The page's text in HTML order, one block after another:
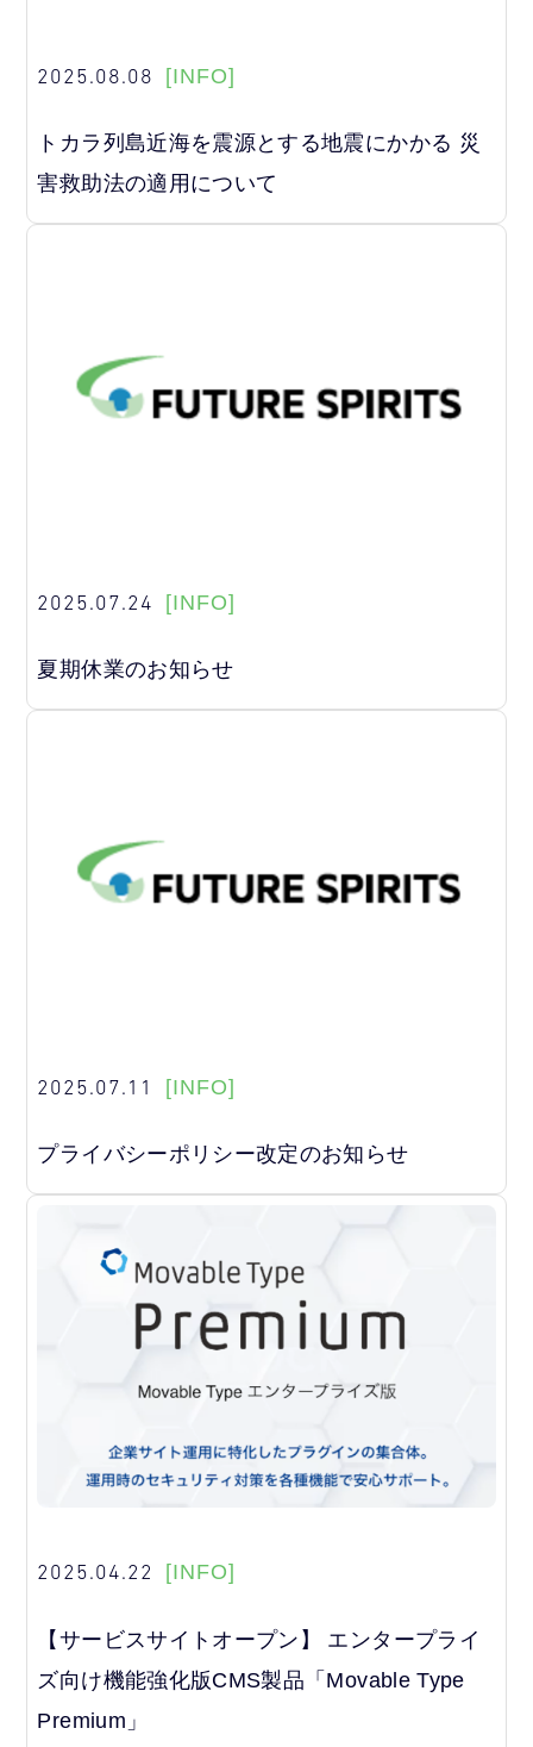
2025.08.08 [INFO]
トカラ列島近海を震源とする地震にかかる 災
害救助法の適用について
2025.07.24 [INFO]
夏期休業のお知らせ
2025.07.11 [INFO]
プライバシーポリシー改定のお知らせ
2025.04.22 [INFO]
【サービスサイトオープン】 エンタープライ
ズ向け機能強化版CMS製品「Movable Type
Premium」